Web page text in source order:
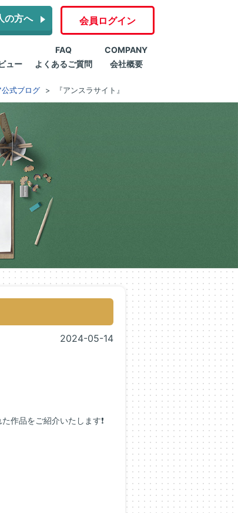
の方へ 会員ログイン
ュー
FAQ
よくあるご質問
COMPANY
会社概要
公式ブログ 『アンスラサイト』
2024-05-14
作品をご紹介いたします❗